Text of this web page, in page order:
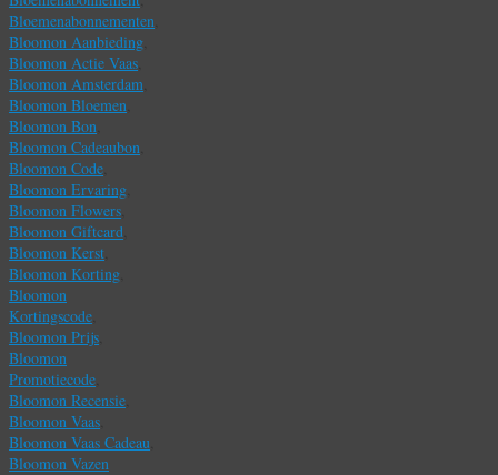
Bloemenabonnementen
Bloomon Aanbieding
Bloomon Actie Vaas
Bloomon Amsterdam
Bloomon Bloemen
Bloomon Bon
Bloomon Cadeaubon
Bloomon Code
Bloomon Ervaring
Bloomon Flowers
Bloomon Giftcard
Bloomon Kerst
Bloomon Korting
Bloomon
Kortingscode
Bloomon Prijs
Bloomon
Promotiecode
Bloomon Recensie
Bloomon Vaas
Bloomon Vaas Cadeau
Bloomon Vazen